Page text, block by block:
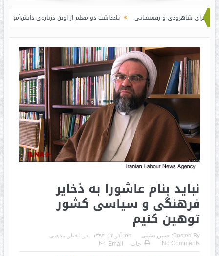
و رفسنجانی یادداشت دو معلم از اوین درباره‌ی دانش‌آموزانی که سوختند
نباید بنام عاشورا به ذخایر
فرهنگی و سیاسی کشور
توهین کنیم
Posted By: حسن دشتی on: آذر ۱۲, ۱۳۹۴ در: اخبار , مذهبی
No Comments
چاپ Email